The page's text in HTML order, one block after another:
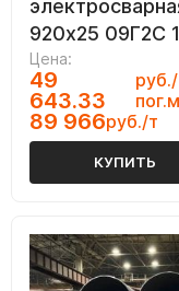
920х25 09Г2С
Цена:
49
643.33
руб./
пог.м
89 966руб./т
КУПИТЬ